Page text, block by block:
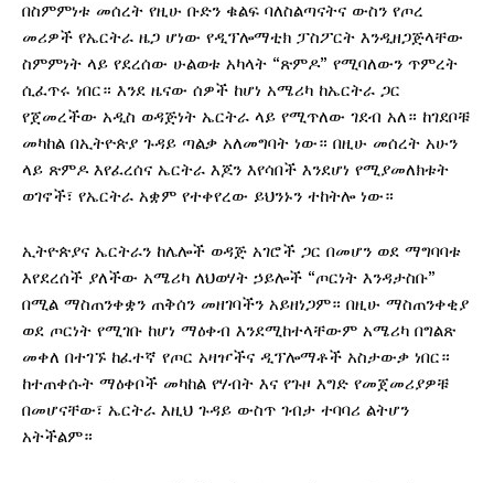
በስምምነቱ መሰረት የዚሁ ቡድን ቁልፍ ባለስልጣናትና ውስን የጦረ
መሪዎች የኤርትራ ዜጋ ሆነው የዲፕሎማቲክ ፓስፖርት እንዲዘጋጅላቸው
ስምምነት ላይ የደረሰው ሁልወቱ አካላት “ጽምዶ” የሚባለውን ጥምረት
ሲፈጥሩ ነበር። እንደ ዜናው ሰዎች ከሆነ አሜሪካ ከኤርትራ ጋር
የጀመረችው አዲስ ወዳጅነት ኤርትራ ላይ የሚጥለው ገደብ አለ። ከገደቦቹ
መካከል በኢትዮጵያ ጉዳይ ጣልቃ አለመግባት ነው። በዚሁ መሰረት አሁን
ላይ ጽምዶ እየፈረሰና ኤርትራ እጆን እየሳበች እንደሆነ የሚያመለክቱት
ወገኖች፣ የኤርትራ አቋም የተቀየረው ይህንኑን ተከትሎ ነው።
ኢትዮጵያና ኤርትራን ከሌሎች ወዳጅ አገሮች ጋር በመሆን ወደ ማግባባቱ
እየደረሰች ያለችው አሜሪካ ለህወሃት ኃይሎች “ጦርነት እንዳታስቡ”
በሚል ማስጠንቀቋን ጠቅሰን መዘገባችን አይዘነጋም። በዚሁ ማስጠንቀቂያ
ወደ ጦርነት የሚገቡ ከሆነ ማዕቀብ እንደሚከተላቸውም አሜሪካ በግልጽ
መቀለ በተገኙ ከፈተኛ የጦር አዛዦችና ዲፕሎማቶች አስታውቃ ነበር።
ከተጠቀሱት ማዕቀቦች መካከል የሃብት እና የጉዞ እግድ የመጀመሪያዎቹ
በመሆናቸው፣ ኤርትራ እዚህ ጉዳይ ውስጥ ገብታ ተባባሪ ልትሆን
አትችልም።